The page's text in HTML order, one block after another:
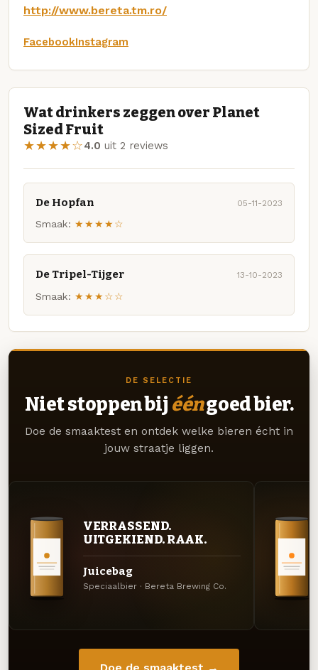
http://www.bereta.tm.ro/
FacebookInstagram
Wat drinkers zeggen over Planet
Sized Fruit
★★★★☆4.0 uit 2 reviews
De Hopfan 05-11-2023
Smaak: ★★★★☆
De Tripel-Tijger 13-10-2023
Smaak: ★★★☆☆
DE SELECTIE
Niet stoppen bij ééngoed bier.
Doe de smaaktest en ontdek welke bieren écht in
jouw straatje liggen.
VERRASSEND.
UITGEKIEND. RAAK.
Juicebag
Speciaalbier · Bereta Brewing Co.